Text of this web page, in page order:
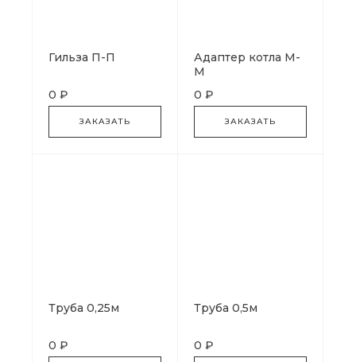
Гильза П-П
0 ₽
ЗАКАЗАТЬ
Адаптер котла М-
М
0 ₽
ЗАКАЗАТЬ
Труба 0,25м
0 ₽
Труба 0,5м
0 ₽